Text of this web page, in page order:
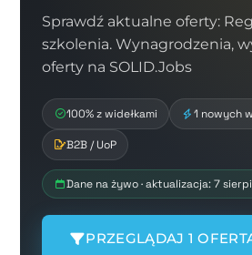
Sprawdź aktualne oferty:
szkolenia. Wynagrodzenia,
oferty na SOLID.Jobs
100% z widełkami 1 nowych
B2B / UoP
Dane na żywo · aktualizacja: 7
PRZEGLĄDAJ 1